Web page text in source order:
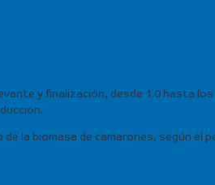
y finalización, desde 1.0 hasta
la biomasa de camarones, según